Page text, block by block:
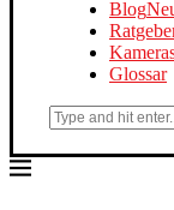
Blog
Glossar